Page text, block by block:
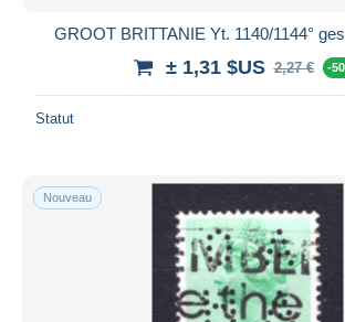
GROOT BRITTANIE Yt. 1140/1144°
± 1,31 $US 2,27 € -
Statut
Nouveau